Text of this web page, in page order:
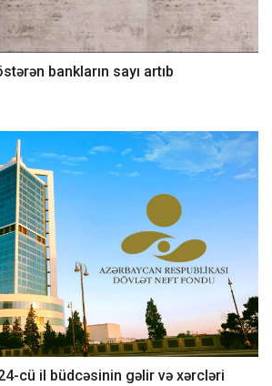
bankların sayı artıb
cü il büdcəsinin gəlir və xərcləri